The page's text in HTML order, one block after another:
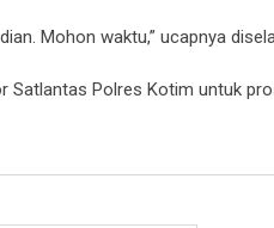
Mohon waktu,” ucapnya
Satlantas Polres Kotim untuk